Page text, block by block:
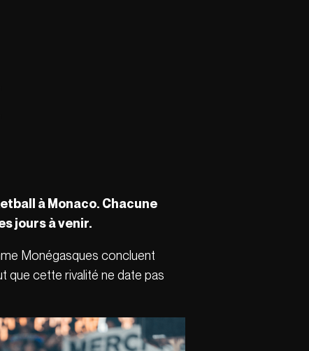
à Monaco. Chacune
jours à venir.
Monégasques concluent
que cette rivalité ne date pas